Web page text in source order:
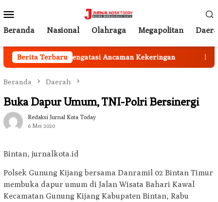
ke
kontenMobile
Beranda Nasional Olahraga Megapolitan
Berita Terbaru
Harus Peka Mengatasi Ancaman Kekeringan Ingin
Beranda Daerah
Buka Dapur Umum, TNI-Polri Bersinergi
Redaksi Jurnal Kota Today
6 Mei 2020
Bintan, jurnalkota.id
Polsek Gunung Kijang bersama Danramil 02 Bintan Timur
membuka dapur umum di Jalan Wisata Bahari Kawal
Kecamatan Gunung Kijang Kabupaten Bintan, Rabu